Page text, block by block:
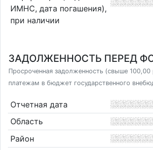
ИМНС, дата погашения),
при наличии
ЗАДОЛЖЕННОСТЬ ПЕРЕД
Просроченная задолженность (свыше 100,00
платежам в бюджет государственного
Отчетная дата
Область
Район